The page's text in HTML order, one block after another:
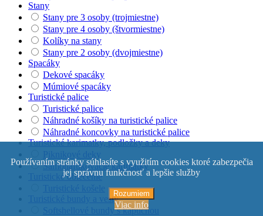
Stany
Stany pre 3 osoby (trojmiestne)
Stany pre 4 osoby (štvormiestne)
Kolíky na stany
Stany pre 2 osoby (dvojmiestne)
Spacáky
Dekové spacáky
Múmiové spacáky
Turistické palice
Turistické palice
Náhradné košíky na turistické palice
Náhradné koncovky na turistické palice
Turistické karimatky, podložky a deky
Samonafukovacie karimatky
Turistické oblečenie
Turistické bundy a vesty
Softshellové bundy s kapucňou
Používaním stránky súhlasíte s využitím cookies ktoré zabezpečia
jej správnu funkčnosť a lepšie služby
Rozumiem
Viac info